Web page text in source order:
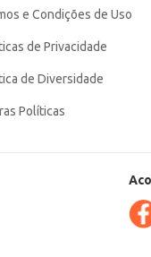
e Condições de Uso
de Privacidade
de Diversidade
Políticas